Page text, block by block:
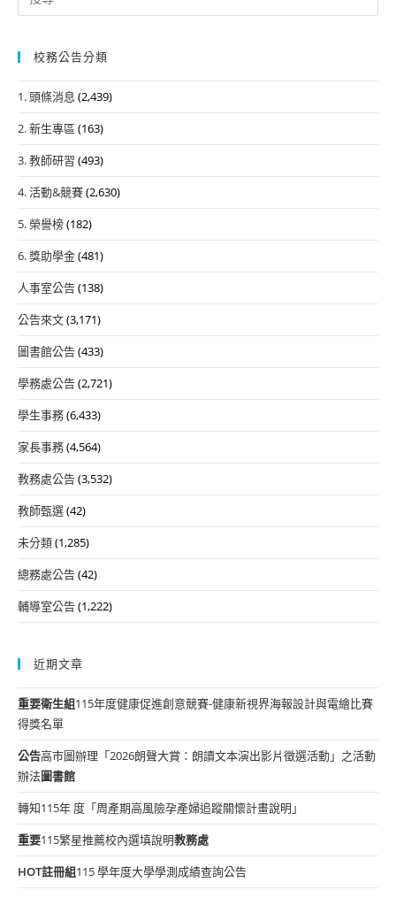
for:
校務公告分類
1. 頭條消息 (2,439)
2. 新生專區 (163)
3. 教師研習 (493)
4. 活動&競賽(2,630)
5. 榮譽榜(182)
6. 獎助學金(481)
人事室公告(138)
公告來文(3,171)
圖書館公告(433)
學務處公告(2,721)
學生事務(6,433)
家長事務(4,564)
教務處公告(3,532)
教師甄選(42)
未分類(1,285)
總務處公告(42)
輔導室公告(1,222)
近期文章
重要衛生組115年度健康促進創意競賽-健康新視界海報設計與電繪比賽
得獎名單
公告高市圖辦理「2026朗聲大賞：朗讀文本演出影片徵選活動」之活動
辦法圖書館
轉知115年 度「周產期高風險孕產婦追蹤關懷計畫說明」
重要115繁星推薦校內選填說明教務處
HOT註冊組115 學年度大學學測成績查詢公告